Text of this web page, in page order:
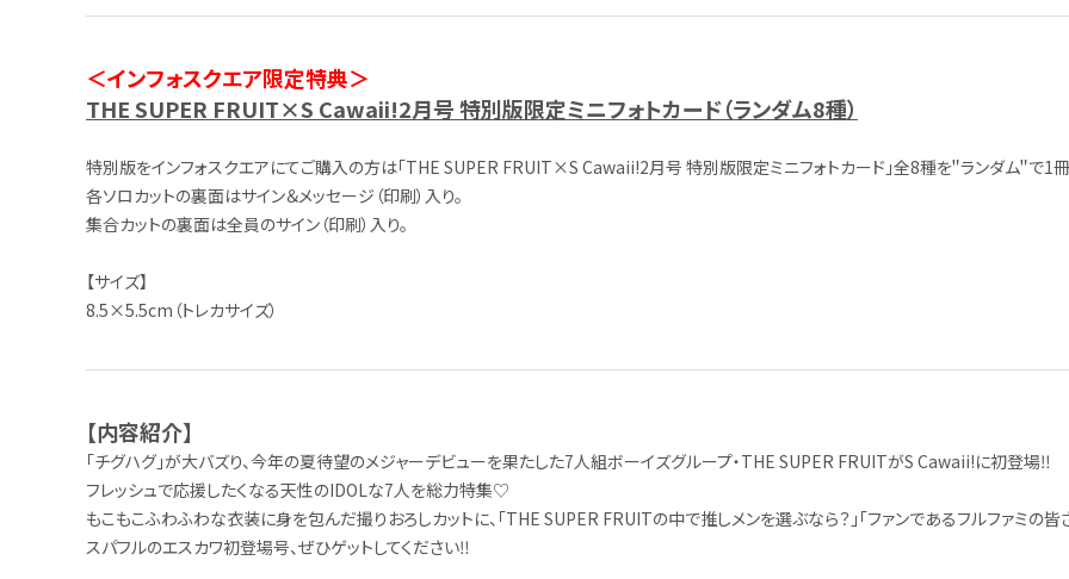
＜インフォスクエア限定特典＞
THE SUPER FRUIT×S Cawaii!2月号 特別版限定ミニフォトカード（ランダム8種）
特別版をインフォスクエアにてご購入の方は「THE SUPER FRUIT×S Cawaii!2月号 特別版限定ミニフォトカード」全8種を＂ランダム＂で1
各ソロカットの裏面はサイン＆メッセージ（印刷）入り。
集合カットの裏面は全員のサイン（印刷）入り。
【サイズ】
8.5×5.5cm（トレカサイズ）
【内容紹介】
「チグハグ」が大バズり、今年の夏待望のメジャーデビューを果たした7人組ボーイズグループ・THE SUPER FRUITがS Cawaii!に初登場‼
フレッシュで応援したくなる天性のIDOLな7人を総力特集♡
もこもこふわふわな衣装に身を包んだ撮りおろしカットに、「THE SUPER FRUITの中で推しメンを選ぶなら？」「ファンであるフルファミの皆
スパフルのエスカワ初登場号、ぜひゲットしてください‼